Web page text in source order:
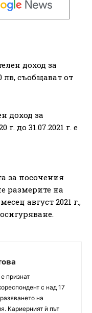
доход за
лв, съобщават от
доход за
г. до 31.07.2021 г. е
за посочения
размерите на
август 2021 г.,
признат
с над 17
на
Кариерният ѝ път